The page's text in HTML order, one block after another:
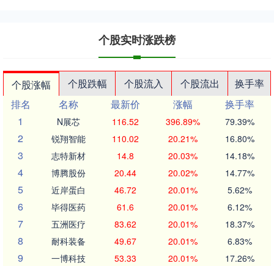
个股实时涨跌榜
个股涨幅 个股跌幅 个股流入 个股流出
换手率
排名
名称 最新价 涨幅
换手率
1
N展芯 116.52 396.89% 79.39%
2 锐翔智能 110.02 20.21% 16.80%
3 志特新材 14.8 20.03% 14.18%
4 博腾股份 20.44 20.02% 14.77%
5 近岸蛋白 46.72 20.01% 5.62%
6 毕得医药 61.6 20.01% 6.12%
7 五洲医疗 83.62 20.01% 18.37%
8 耐科装备 49.67 20.01% 6.83%
9 一博科技 53.33 20.01% 17.26%